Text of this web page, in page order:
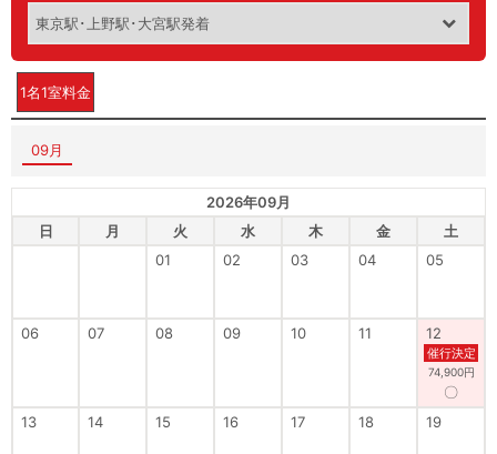
1名1室料金
09月
2026年09月
日
月 火 水 木 金
土
01
02 03 04 05
06 07 08 09 10 11 12
催行決定
74,900円
〇
13
14 15 16 17 18 19